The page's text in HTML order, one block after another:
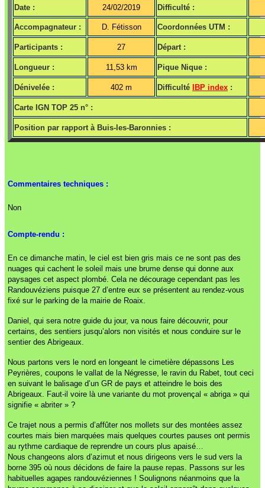
Date : 24/02/2019 Difficulté :
Accompagnateur : D. Fétisson Coordonnées UTM :
Participants : 27 Départ :
Longueur : 11,53 km Pique Nique :
Dénivelée : 402 m Difficulté IBP index :
Carte IGN TOP 25 n° :
Position par rapport à Buis-les-Baronnies :
Commentaires techniques :
Non
Compte-rendu :
En ce dimanche matin, le ciel est bien gris mais ce ne sont pas des
nuages qui cachent le soleil mais une brume dense qui donne aux
paysages cet aspect plombé. Cela ne décourage cependant pas les
Randouvéziens puisque 27 d’entre eux se présentent au rendez-vous
fixé sur le parking de la mairie de Roaix.
Daniel, qui sera notre guide du jour, va nous faire découvrir, pour
certains, des sentiers jusqu’alors non visités et nous conduire sur le
sentier des Abrigeaux.
Nous partons vers le nord en longeant le cimetière dépassons Les
Peyrières, coupons le vallat de la Négresse, le ravin du Rabet, tout ceci
en suivant le balisage d’un GR de pays et atteindre le bois des
Abrigeaux. Faut-il voire là une variante du mot provençal « abriga » qui
signifie « abriter » ?
Ce trajet nous a permis d’affûter nos mollets sur des montées assez
courtes mais bien marquées mais quelques courtes pauses ont permis
au rythme cardiaque de reprendre un cours plus apaisé…
Nous changeons alors d’azimut et nous dirigeons vers le sud vers la
borne 395 où nous décidons de faire la pause repas. Passons sur les
habituelles agapes randouvéziennes ! Soulignons néanmoins que la